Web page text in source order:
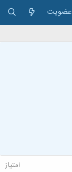
عضویت
امتیاز